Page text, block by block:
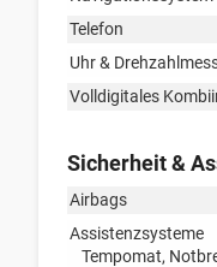
Telefon
Uhr &
Volldigitales
Sicherheit &
Airbags
Assistenzsysteme
Tempomat,